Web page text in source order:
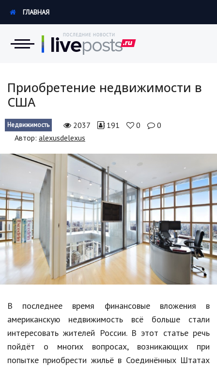
Новости
Экономика
Происшествия
Наука и техника
Политика
Образование
В мире
Культура
Авто, мото
Спорт
Знаменитости
Статьи
ГЛАВНАЯ
Приобретение недвижимости в
США
Недвижимость 2037 191 0
0
Автор: alexusdelexus
В последнее время финансовые вложения в
американскую недвижимость всё больше стали
интересовать жителей России. В этот статье речь
пойдёт о многих вопросах, возникающих при
попытке приобрести жильё в Соединённых Штатах